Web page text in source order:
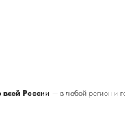
всей России — в любой регион и